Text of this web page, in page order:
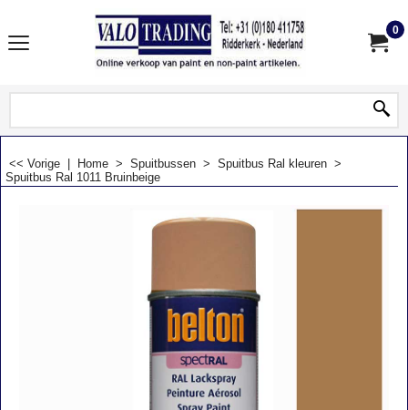
0
<< Vorige Home > Spuitbussen > Spuitbus Ral kleuren >
Spuitbus Ral 1011 Bruinbeige